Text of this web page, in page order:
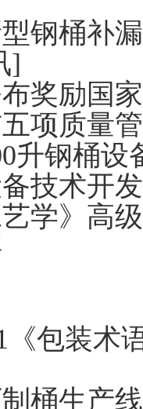
钢桶补
]
奖励国
项质量
升钢桶设
技术开
艺学》高
《包装术
桶生产线